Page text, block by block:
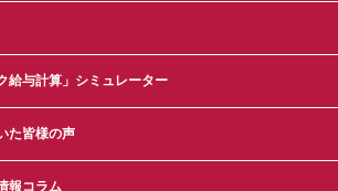
給与計算」シミュレーター
た皆様の声
報コラム